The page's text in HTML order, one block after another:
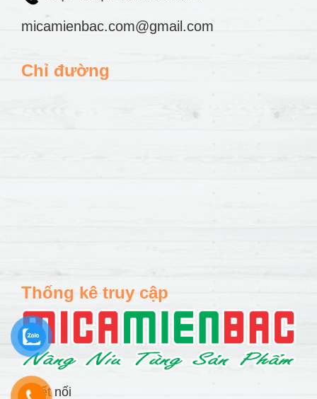
micamienbac.com@gmail.com
Chỉ đường
Thống kê truy cập
Kết nối